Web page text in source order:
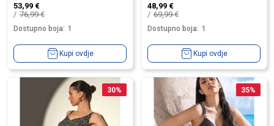
53,99 €
76,99€
Dostupno boja: 1
Kupi ovdje
48,99 €
69,99€
Dostupno boja: 1
Kupi ovdje
30% 35%